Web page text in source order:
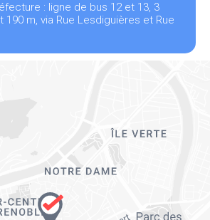
: ligne de bus 12 et 13, 3
190 m, via Rue Lesdiguières et Rue